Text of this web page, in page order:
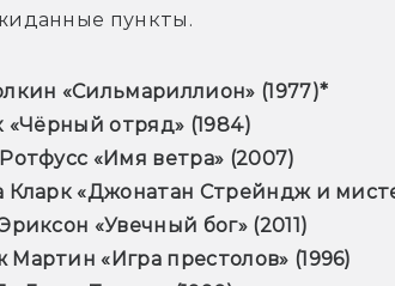
«Сильмариллион» (1977)*
«Чёрный отряд» (1984)
«Имя ветра» (2007)
Кларк «Джонатан Стрейндж и
«Увечный бог» (2011)
«Игра престолов» (1996)